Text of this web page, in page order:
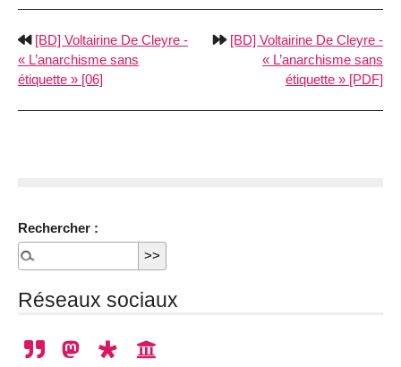
[BD] Voltairine De Cleyre -
« L’anarchisme sans
étiquette » [06]
[BD] Voltairine De Cleyre -
« L’anarchisme sans
étiquette » [PDF]
Rechercher :
Réseaux sociaux